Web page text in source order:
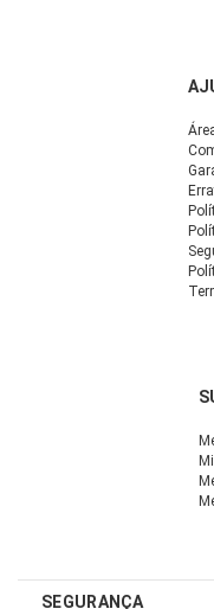
SEGURANÇA